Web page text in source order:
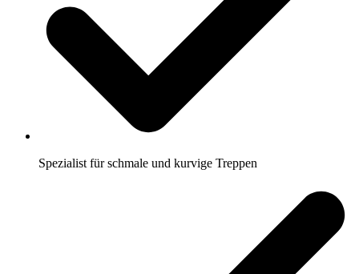
Spezialist für schmale und kurvige Treppen